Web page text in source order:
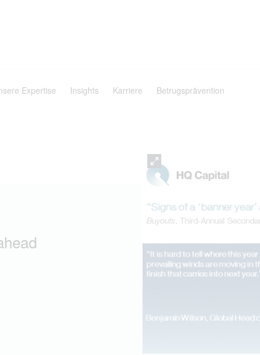
Expertise Insights Karriere Betrugsprävention